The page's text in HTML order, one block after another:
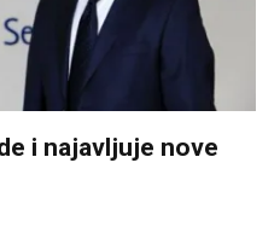
i najavljuje nove